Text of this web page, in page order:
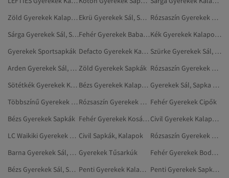
Zöld Gyerekek Kalapok, Sapkák És Kesztyűk
Ekrü Gyerekek Sál, Sapka És Kesztyű Szett
Rózsaszín Gyerekek Sapkák, Kalapok
Sárga Gyerekek Sál, Sapka És Kesztyű Szett
Fehér Gyerekek Babaruhák
Kék Gyerekek Kalapok, Sapkák És Kesztyűk
Gyerekek Sportsapkák
Defacto Gyerekek Kalapok, Sapkák És Kesztyűk
Szürke Gyerekek Sál, Sapka És Kesztyű Szett
Arden Gyerekek Sál, Sapka És Kesztyű Szett Zöld Gyerekek Sapkák
Rózsaszín Gyerekek Kalapok, Sapkák És Kesztyűk
Sötétkék Gyerekek Kalapok, Sapkák És Kesztyűk
Bézs Gyerekek Kalapok, Sapkák És Kesztyűk
Gyerekek Sál, Sapka És Kesztyű Szett
Többszínű Gyerekek Sapkák, Kalapok
Rózsaszín Gyerekek Sapkák Fehér Gyerekek Cipők
Bézs Gyerekek Sapkák
Fehér Gyerekek Kosárlabdacipő
Civil Gyerekek Kalapok, Sapkák És Kesztyűk
LC Waikiki Gyerekek Sapkák Civil Sapkák, Kalapok
Rózsaszín Gyerekek Sál, Sapka És Kesztyű Szett
Barna Gyerekek Sál, Sapka És Kesztyű Szett Gyerekek Tűsarkúk
Fehér Gyerekek Bodyk És Rugdalózók Babáknak
Bézs Gyerekek Sál, Sapka És Kesztyű Szett
Penti Gyerekek Kalapok, Sapkák És Kesztyűk
Penti Gyerekek Sapkák, Kalapok